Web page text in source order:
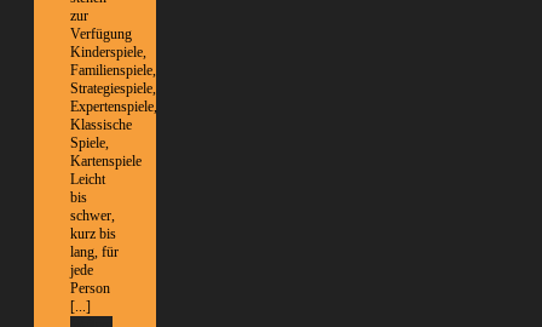
zur
Verfügung
Kinderspiele,
Familienspiele,
Strategiespiele,
Expertenspiele,
Klassische
Spiele,
Kartenspiele
Leicht
bis
schwer,
kurz bis
lang, für
jede
Person
[...]